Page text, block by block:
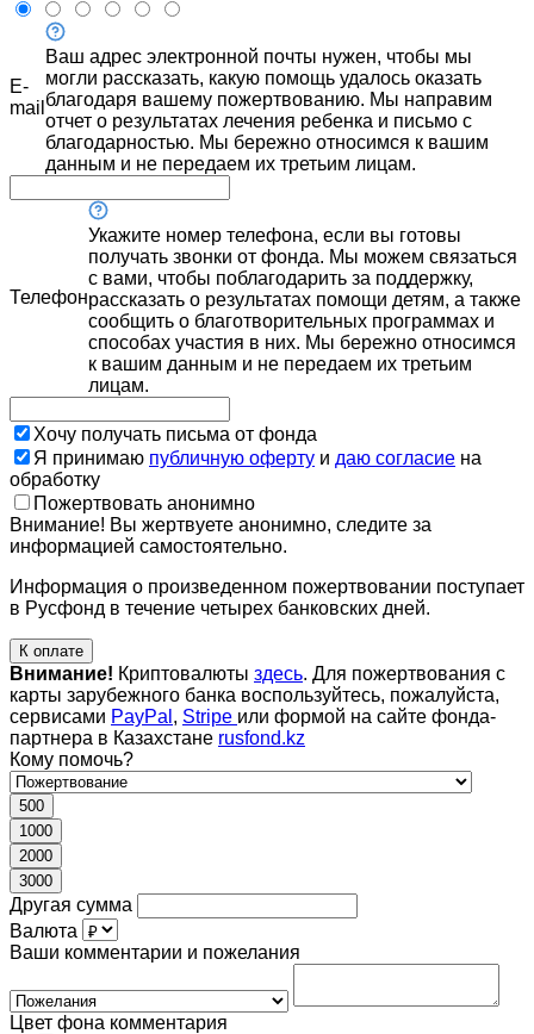
E-
mail
Ваш адрес электронной почты нужен, чтобы мы
могли рассказать, какую помощь удалось оказать
благодаря вашему пожертвованию. Мы направим
отчет о результатах лечения ребенка и письмо с
благодарностью. Мы бережно относимся к вашим
данным и не передаем их третьим лицам.
Телефон
Укажите номер телефона, если вы готовы
получать звонки от фонда. Мы можем связаться
с вами, чтобы поблагодарить за поддержку,
рассказать о результатах помощи детям, а также
сообщить о благотворительных программах и
способах участия в них. Мы бережно относимся
к вашим данным и не передаем их третьим
лицам.
Хочу получать письма от фонда
Я принимаю публичную оферту и даю согласие на
обработку
Пожертвовать анонимно
Внимание! Вы жертвуете анонимно, следите за
информацией самостоятельно.
Информация о произведенном пожертвовании поступает
в Русфонд в течение четырех банковских дней.
К оплате
Внимание! Криптовалюты здесь. Для пожертвования с
карты зарубежного банка воспользуйтесь, пожалуйста,
сервисами PayPal , Stripe или формой на сайте фонда-
партнера в Казахстане rusfond.kz
Кому помочь?
500
1000
2000
3000
Другая сумма
Валюта
Ваши комментарии и пожелания
Цвет фона комментария